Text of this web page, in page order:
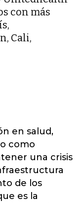
con más
Cali,
en salud,
como
una crisis
de los
es la